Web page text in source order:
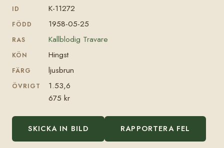
ID K-11272
FÖDD 1958-05-25
RAS Kallblodig Travare
KÖN Hingst
FÄRG ljusbrun
ÖVRIGT
1.53,6
675 kr
SKICKA IN BILD RAPPORTERA FEL